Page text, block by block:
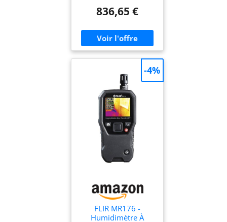
technologie sans broche
du MR160 ou d'une sonde
mesures non destructives
et de contact Identifier et
vérifier l'humidité : utilisez
la caméra thermique
intégrée pour localiser les
zones d'humidité, vérifiez
le niveau d'humidité à
l'aide d'une mesure
d'humidité avec et sans
broche Portable, robuste,
durable : conception
robuste, petit format et
batterie interne
rechargeable pour plus de
commodité à transporter
10 ans
836,65 €
FLIR MR176 -
Humidimètre À
-4%